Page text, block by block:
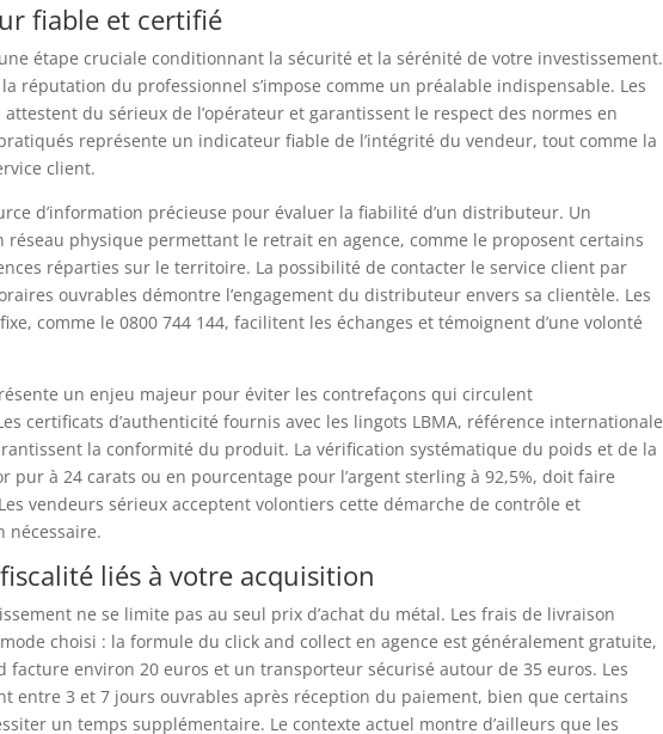
fiable et certifié
étape cruciale conditionnant la sécurité et la sérénité de votre investissement.
réputation du professionnel s’impose comme un préalable indispensable. Les
du sérieux de l’opérateur et garantissent le respect des normes en
représente un indicateur fiable de l’intégrité du vendeur, tout comme la
client.
d’information précieuse pour évaluer la fiabilité d’un distributeur. Un
réseau physique permettant le retrait en agence, comme le proposent certains
réparties sur le territoire. La possibilité de contacter le service client par
ouvrables démontre l’engagement du distributeur envers sa clientèle. Les
comme le 0800 744 144, facilitent les échanges et témoignent d’une volonté
un enjeu majeur pour éviter les contrefaçons qui circulent
certificats d’authenticité fournis avec les lingots LBMA, référence internationale
la conformité du produit. La vérification systématique du poids et de la
pur à 24 carats ou en pourcentage pour l’argent sterling à 92,5%, doit faire
vendeurs sérieux acceptent volontiers cette démarche de contrôle et
nécessaire.
liés à votre acquisition
ne se limite pas au seul prix d’achat du métal. Les frais de livraison
choisi : la formule du click and collect en agence est généralement gratuite,
facture environ 20 euros et un transporteur sécurisé autour de 35 euros. Les
entre 3 et 7 jours ouvrables après réception du paiement, bien que certains
un temps supplémentaire. Le contexte actuel montre d’ailleurs que les